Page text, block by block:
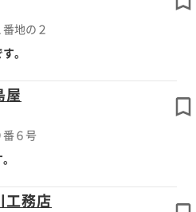
地の２
。
屋
番６号
工務店